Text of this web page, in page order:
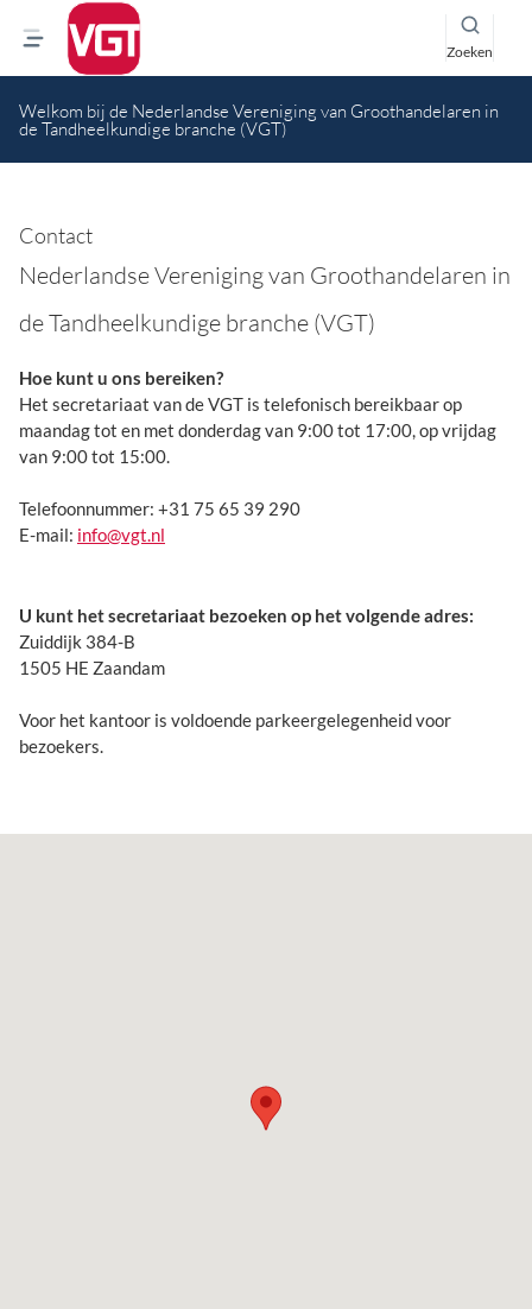
Zoeken
Welkom bij de Nederlandse Vereniging van Groothandelaren in
de Tandheelkundige branche (VGT)
Contact
Nederlandse Vereniging van Groothandelaren in
de Tandheelkundige branche (VGT)
Hoe kunt u ons bereiken?
Het secretariaat van de VGT is telefonisch bereikbaar op
maandag tot en met donderdag van 9:00 tot 17:00, op vrijdag
van 9:00 tot 15:00.
Telefoonnummer: +31 75 65 39 290
E-mail: info@vgt.nl
U kunt het secretariaat bezoeken op het volgende adres:
Zuiddijk 384-B
1505 HE Zaandam
Voor het kantoor is voldoende parkeergelegenheid voor
bezoekers.